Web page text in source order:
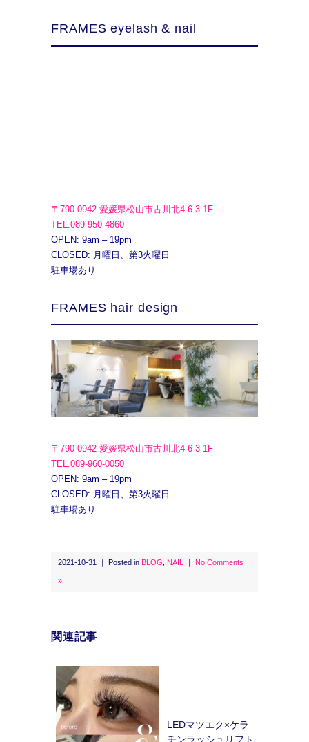
FRAMES eyelash & nail
〒790-0942 愛媛県松山市古川北4-6-3 1F
TEL.089-950-4860
OPEN: 9am – 19pm
CLOSED: 月曜日、第3火曜日
駐車場あり
FRAMES hair design
〒790-0942 愛媛県松山市古川北4-6-3 1F
TEL.089-960-0050
OPEN: 9am – 19pm
CLOSED: 月曜日、第3火曜日
駐車場あり
2021-10-31 ｜ Posted in BLOG NAIL ｜ No Comments
»
関連記事
LEDマツエク×ケラ
チンラッシュリフト